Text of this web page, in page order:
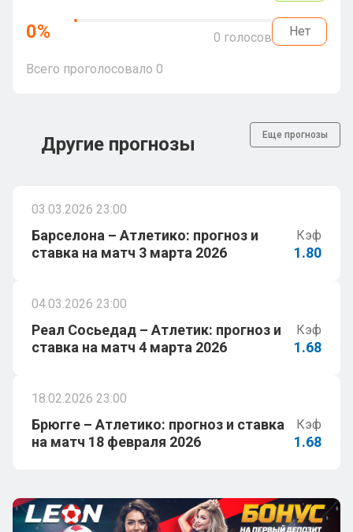
0% 0 голосов Нет
Всего проголосовало 0
Другие прогнозы Еще прогнозы
03.03.2026 23:00
Барселона – Атлетико: прогноз и
ставка на матч 3 марта 2026
Кэф
1.80
04.03.2026 23:00
Реал Сосьедад – Атлетик: прогноз и
ставка на матч 4 марта 2026
Кэф
1.68
18.02.2026 23:00
Брюгге – Атлетико: прогноз и ставка
на матч 18 февраля 2026
Кэф
1.68